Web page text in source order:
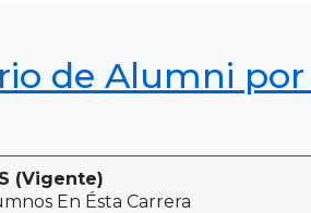
de Alumni por
(Vigente)
En Ésta Carrera